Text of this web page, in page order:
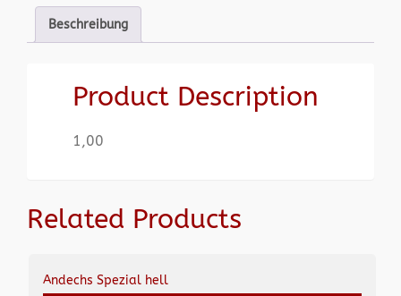
Beschreibung
Product Description
1,00
Related Products
Andechs Spezial hell